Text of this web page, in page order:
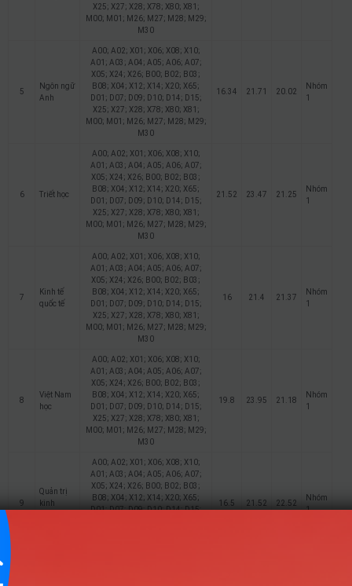
X25; X27; X28; X78; X80; X81;
M00; M01; M26; M27; M28; M29;
M30
5
Ngôn ngữ
Anh
A00; A02; X01; X06; X08; X10;
A01; A03; A04; A05; A06; A07;
X05; X24; X26; B00; B02; B03;
B08; X04; X12; X14; X20; X65;
D01; D07; D09; D10; D14; D15;
X25; X27; X28; X78; X80; X81;
M00; M01; M26; M27; M28; M29;
M30
16.34 21.71 20.02
Nhóm
1
6 Triết học
A00; A02; X01; X06; X08; X10;
A01; A03; A04; A05; A06; A07;
X05; X24; X26; B00; B02; B03;
B08; X04; X12; X14; X20; X65;
D01; D07; D09; D10; D14; D15;
X25; X27; X28; X78; X80; X81;
M00; M01; M26; M27; M28; M29;
M30
21.52 23.47 21.25
Nhóm
1
7
Kinh tế
quốc tế
A00; A02; X01; X06; X08; X10;
A01; A03; A04; A05; A06; A07;
X05; X24; X26; B00; B02; B03;
B08; X04; X12; X14; X20; X65;
D01; D07; D09; D10; D14; D15;
X25; X27; X28; X78; X80; X81;
M00; M01; M26; M27; M28; M29;
M30
16 21.4 21.37
Nhóm
1
8
Việt Nam
học
A00; A02; X01; X06; X08; X10;
A01; A03; A04; A05; A06; A07;
X05; X24; X26; B00; B02; B03;
B08; X04; X12; X14; X20; X65;
D01; D07; D09; D10; D14; D15;
X25; X27; X28; X78; X80; X81;
M00; M01; M26; M27; M28; M29;
M30
19.8 23.95 21.18
Nhóm
1
9
Quản trị
kinh
A00; A02; X01; X06; X08; X10;
A01; A03; A04; A05; A06; A07;
X05; X24; X26; B00; B02; B03;
B08; X04; X12; X14; X20; X65;
D01; D07; D09; D10; D14; D15;
16.5 21.52 22.52
Nhóm
1